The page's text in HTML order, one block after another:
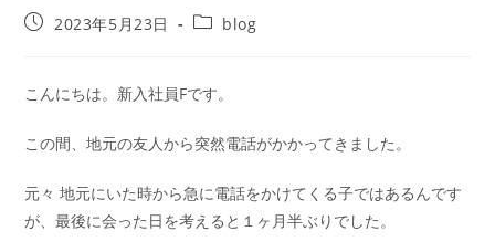
2023年5月23日 blog
こんにちは。新入社員Fです。
この間、地元の友人から突然電話がかかってきました。
元々 地元にいた時から急に電話をかけてくる子ではあるんです
が、最後に会った日を考えると１ヶ月半ぶりでした。